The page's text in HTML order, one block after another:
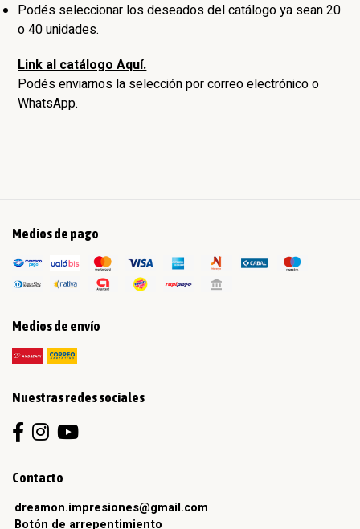
Podés seleccionar los deseados del catálogo ya sean 20
o 40 unidades.
Link al catálogo Aquí.
Podés enviarnos la selección por correo electrónico o
WhatsApp.
Medios de pago
Medios de envío
Nuestras redes sociales
Contacto
dreamon.impresiones@gmail.com
Botón de arrepentimiento